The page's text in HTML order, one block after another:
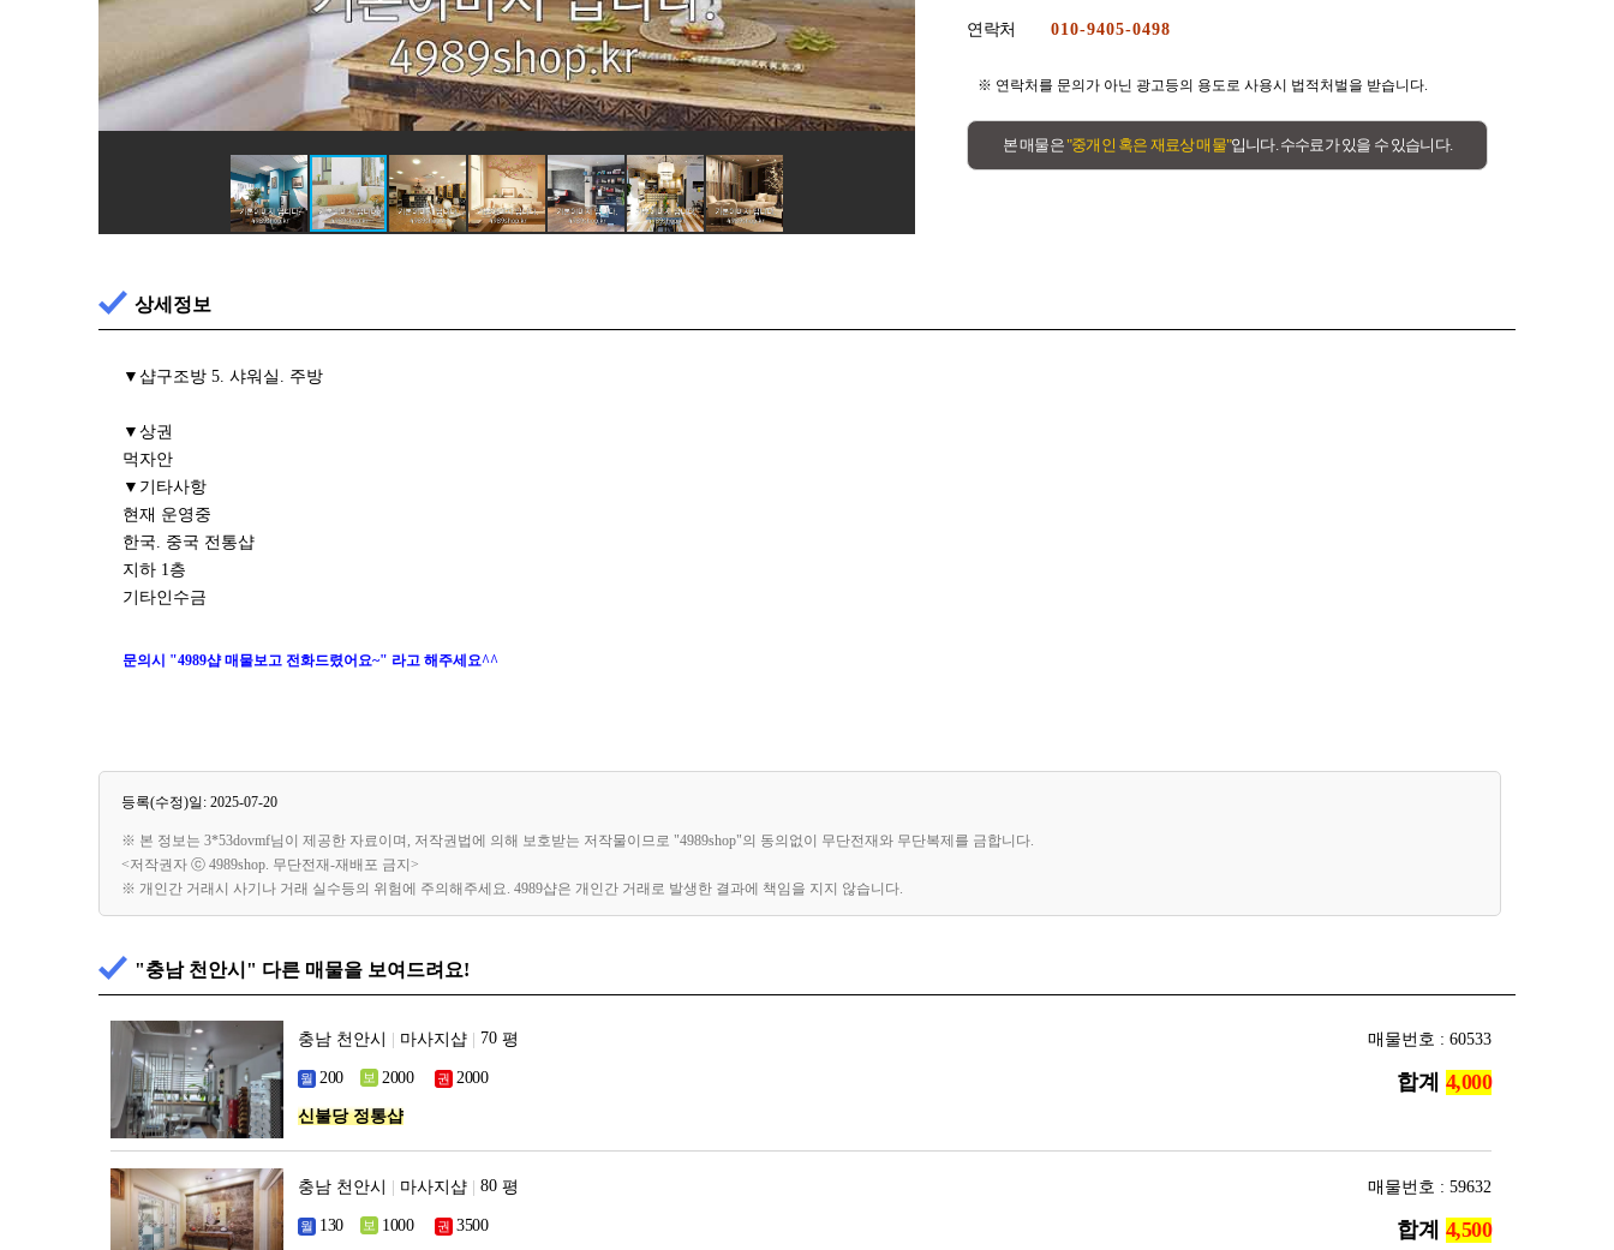
연락처
※ 연락처를 문의가 아닌 광고등의 용도로 사용시 법적처벌을 받습니다.
본 매물은 "중개인 혹은 재료상 매물"입니다. 수수료가 있을 수 있습니다.
상세정보
▼샵구조방 5. 샤워실. 주방
▼상권
먹자안
▼기타사항
현재 운영중
한국. 중국 전통샵
지하 1층
기타인수금
문의시 "4989샵 매물보고 전화드렸어요~" 라고 해주세요^^
등록(수정)일: 2025-07-20
※ 본 정보는 3*53dovmf님이 제공한 자료이며, 저작권법에 의해 보호받는 저작물이므로 "4989shop"의 동의없이 무단전재와 무단복제를 금합니다.
<저작권자 ⓒ 4989shop. 무단전재-재배포 금지>
※ 개인간 거래시 사기나 거래 실수등의 위험에 주의해주세요. 4989샵은 개인간 거래로 발생한 결과에 책임을 지지 않습니다.
"충남 천안시" 다른 매물을 보여드려요!
충남 천안시 마사지샵 평 매물번호 : 60533
합계
신불당 정통샵
충남 천안시 마사지샵 평 매물번호 : 59632
합계